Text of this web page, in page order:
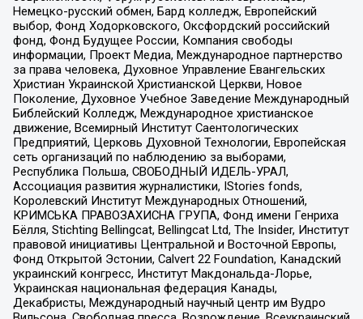
Немецко-русский обмен, Бард колледж, Европейский
выбор, Фонд Ходорковского, Оксфордский российский
фонд, Фонд Будущее России, Компания свободы
информации, Проект Медиа, Международное партнерство
за права человека, Духовное Управление Евангельских
Христиан Украинской Христианской Церкви, Новое
Поколение, Духовное Учебное Заведение Международный
Библейский Колледж, Международное христианское
движение, Всемирный Институт Саентологических
Предприятий, Церковь Духовной Технологии, Европейская
сеть организаций по наблюдению за выборами,
Республика Польша, СВОБОДНЫЙ ИДЕЛЬ-УРАЛ,
Ассоциация развития журналистики, IStories fonds,
Королевский Институт Международных Отношений,
КРИМСЬКА ПРАВОЗАХИСНА ГРУПА, Фонд имени Генриха
Бёлля, Stichting Bellingcat, Bellingcat Ltd, The Insider, Институт
правовой инициативы Центральной и Восточной Европы,
Фонд Открытой Эстонии, Calvert 22 Foundation, Канадский
украинский конгресс, Институт Макдональда-Лорье,
Украинская национальная федерация Канады,
Декабристы, Международный научный центр им Вудро